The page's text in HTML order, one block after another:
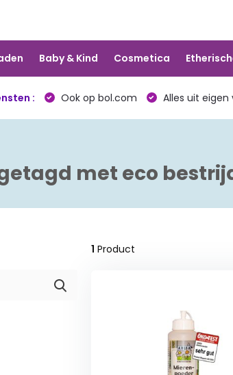
Baby & Kind Cosmetica
: Ook op bol.com Alles uit eigen
met eco
1 Product